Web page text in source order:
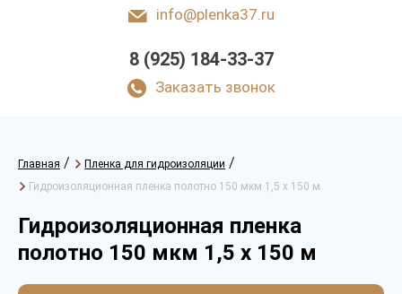
info@plenka37.ru
8 (925) 184-33-37
Заказать звонок
Главная / Пленка для гидроизоляции /
Гидроизоляционная пленка полотно 150 мкм 1,5 х 150 м
Гидроизоляционная пленка
полотно 150 мкм 1,5 х 150 м